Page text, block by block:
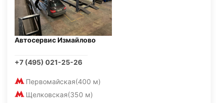
Автосервис Измайлово
+7 (495) 021-25-26
Первомайская(400 м)
Щелковская(350 м)